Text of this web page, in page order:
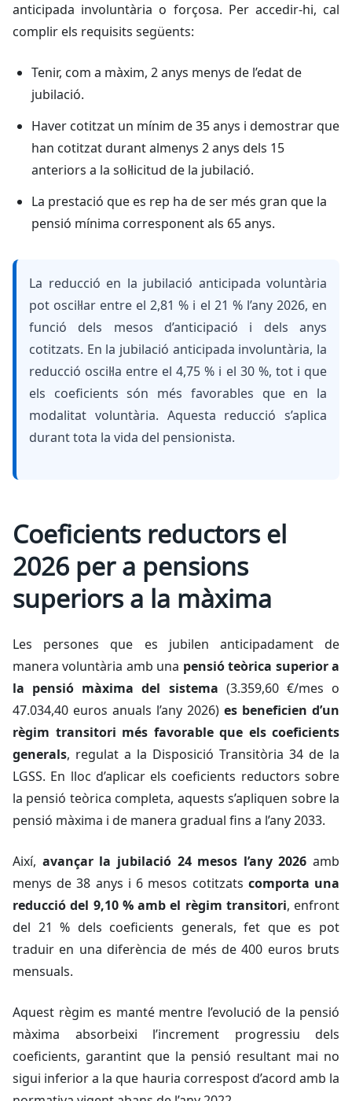
anticipada involuntària o forçosa. Per accedir-hi, cal
complir els requisits següents:
Tenir, com a màxim, 2 anys menys de l’edat de
jubilació.
Haver cotitzat un mínim de 35 anys i demostrar que
han cotitzat durant almenys 2 anys dels 15
anteriors a la sol·licitud de la jubilació.
La prestació que es rep ha de ser més gran que la
pensió mínima corresponent als 65 anys.
La reducció en la jubilació anticipada voluntària
pot oscil·lar entre el 2,81 % i el 21 % l’any 2026, en
funció dels mesos d’anticipació i dels anys
cotitzats. En la jubilació anticipada involuntària, la
reducció oscil·la entre el 4,75 % i el 30 %, tot i que
els coeficients són més favorables que en la
modalitat voluntària. Aquesta reducció s’aplica
durant tota la vida del pensionista.
Coeficients reductors el
2026 per a pensions
superiors a la màxima
Les persones que es jubilen anticipadament de
manera voluntària amb una pensió teòrica superior a
la pensió màxima del sistema (3.359,60 €/mes o
47.034,40 euros anuals l’any 2026) es beneficien d’un
règim transitori més favorable que els coeficients
generals, regulat a la Disposició Transitòria 34 de la
LGSS. En lloc d’aplicar els coeficients reductors sobre
la pensió teòrica completa, aquests s’apliquen sobre la
pensió màxima i de manera gradual fins a l’any 2033.
Així, avançar la jubilació 24 mesos l’any 2026 amb
menys de 38 anys i 6 mesos cotitzats comporta una
reducció del 9,10 % amb el règim transitori, enfront
del 21 % dels coeficients generals, fet que es pot
traduir en una diferència de més de 400 euros bruts
mensuals.
Aquest règim es manté mentre l’evolució de la pensió
màxima absorbeixi l’increment progressiu dels
coeficients, garantint que la pensió resultant mai no
sigui inferior a la que hauria correspost d’acord amb la